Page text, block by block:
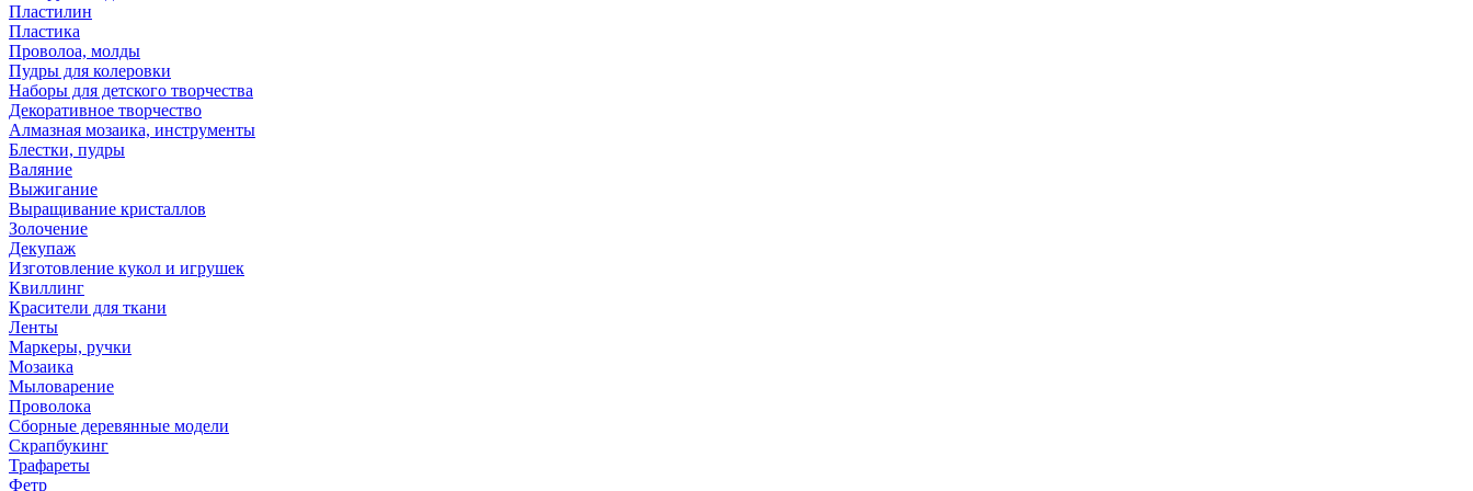
Пластилин
Пластика
Проволоа, молды
Пудры для колеровки
Наборы для детского творчества
Декоративное творчество
Алмазная мозаика, инструменты
Блестки, пудры
Валяние
Выжигание
Выращивание кристаллов
Золочение
Декупаж
Изготовление кукол и игрушек
Квиллинг
Красители для ткани
Ленты
Маркеры, ручки
Мозаика
Мыловарение
Проволока
Сборные деревянные модели
Скрапбукинг
Трафареты
Фетр